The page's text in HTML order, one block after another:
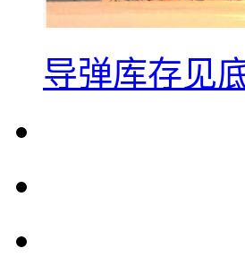
导弹库存见